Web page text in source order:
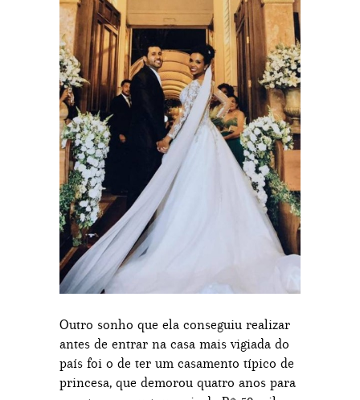
Outro sonho que ela conseguiu realizar
antes de entrar na casa mais vigiada do
país foi o de ter um casamento típico de
princesa, que demorou quatro anos para